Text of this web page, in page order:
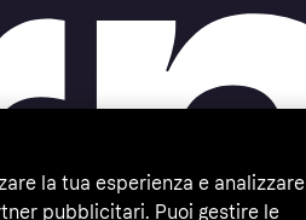
la tua esperienza e analizzare
pubblicitari. Puoi gestire le